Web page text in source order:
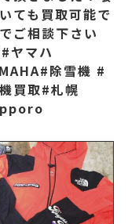
ても買取可能で
ご相談下さい
ヤマハ
#除雪機 #
買取 #札幌